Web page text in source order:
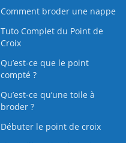
Comment broder une nappe
Tuto Complet du Point de
Croix
Qu’est-ce que le point
compté ?
Qu’est‑ce qu’une toile à
broder ?
Débuter le point de croix